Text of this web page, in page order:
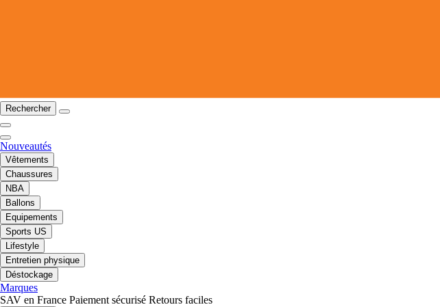
Rechercher
Nouveautés
Vêtements
Chaussures
NBA
Ballons
Equipements
Sports US
Lifestyle
Entretien physique
Déstockage
Marques
SAV en France Paiement sécurisé Retours faciles